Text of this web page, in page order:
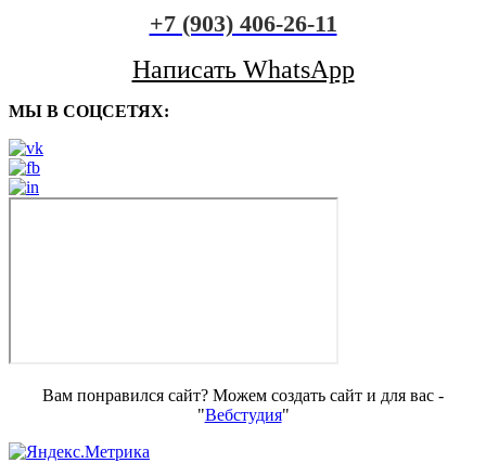
+7 (903) 406-26-11
Написать WhatsApp
МЫ В СОЦСЕТЯХ:
Вам понравился сайт? Можем создать сайт и для вас -
"Вебстудия"